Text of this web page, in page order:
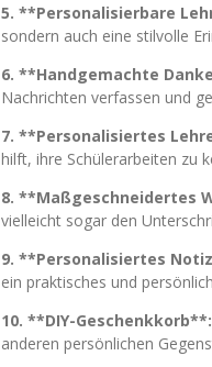
5. **Personalisierbare
sondern auch eine stilvolle
6. **Handgemachte
Nachrichten verfassen und
7. **Personalisiertes
hilft, ihre Schülerarbeiten zu
8. **Maßgeschneidertes
vielleicht sogar den
9. **Personalisiertes
ein praktisches und
10. **DIY-Geschenkkorb**:
anderen persönlichen